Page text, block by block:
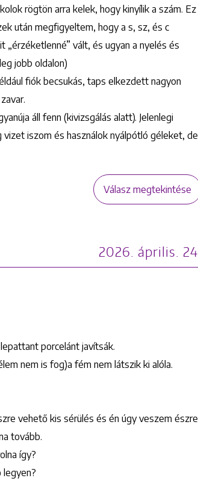
rögtön arra kelek, hogy kinyílik a szám. Ez
után megfigyeltem, hogy a s, sz, és c
„érzéketlenné” vált, és ugyan a nyelés és
jobb oldalon)
fiók becsukás, taps elkezdett nagyon
áll fenn (kivizsgálás alatt). Jelenlegi
iszom és használok nyálpótló géleket, de
Válasz megtekintése
2026. április. 24.
porcelánt javítsák.
nem is fog)a fém nem látszik ki alóla.
vehető kis sérülés és én úgy veszem észre
tovább.
így?
legyen?